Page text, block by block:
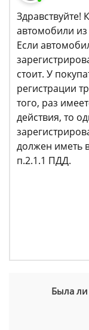
Здравствуйте!
автомобили из
Если
стоит. У
регистрации
того, раз
действия, то
должен иметь
п.2.1.1 ПДД.
Была ли